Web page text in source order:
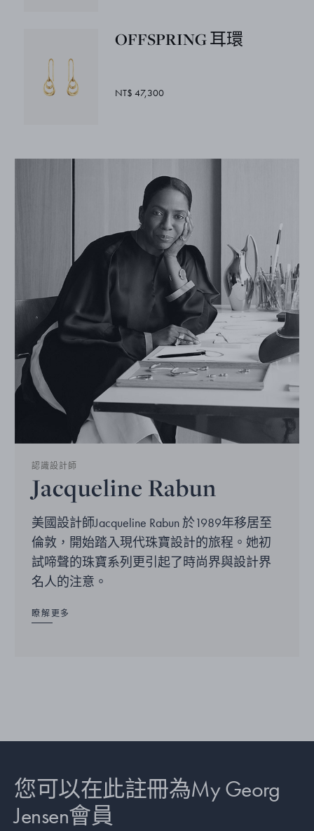
OFFSPRING 耳環
NT$ 47,300
認識設計師
Jacqueline Rabun
美國設計師Jacqueline Rabun 於1989年移居至
倫敦，開始踏入現代珠寶設計的旅程。她初
試啼聲的珠寶系列更引起了時尚界與設計界
名人的注意。
瞭解更多
您可以在此註冊為My Georg
Jensen會員